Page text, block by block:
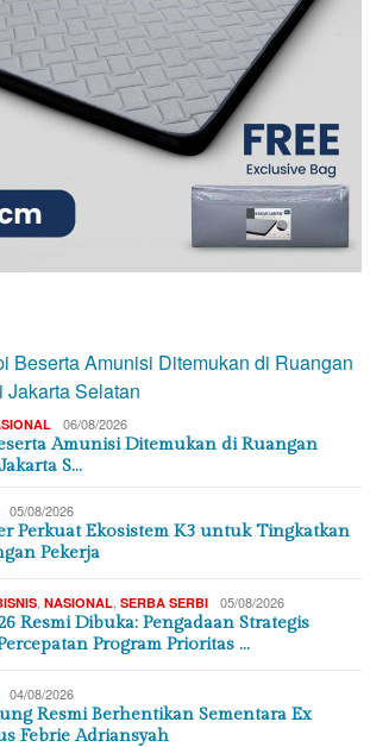
06/08/2026
Amunisi Ditemukan di Ruangan
S…
05/08/2026
Perkuat Ekosistem K3 untuk Tingkatkan
Pekerja
NASIONAL SERBA SERBI 05/08/2026
Resmi Dibuka: Pengadaan Strategis
Program Prioritas …
04/08/2026
Resmi Berhentikan Sementara Ex
Febrie Adriansyah